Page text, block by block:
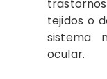
tejidos o
sistema
ocular.